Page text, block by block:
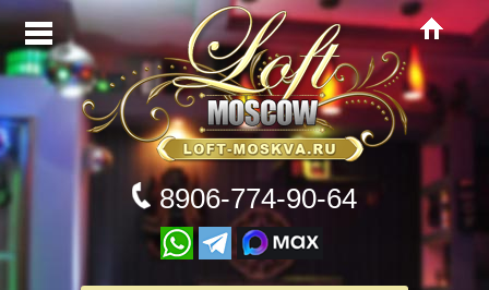
8906-774-90-64